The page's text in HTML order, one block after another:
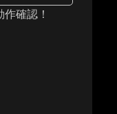
確認！